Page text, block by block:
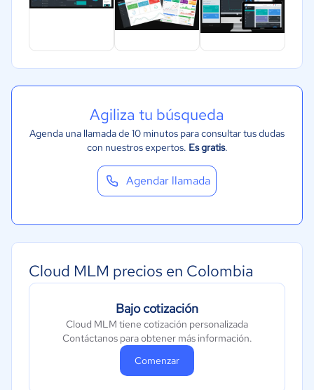
Agiliza tu búsqueda
Agenda una llamada de 10 minutos para consultar tus dudas
con nuestros expertos. Es gratis.
Agendar llamada
Cloud MLM precios en Colombia
Bajo cotización
Cloud MLM tiene cotización personalizada
Contáctanos para obtener más información.
Comenzar